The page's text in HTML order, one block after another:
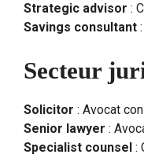
Strategic advisor :
Savings consultant
Secteur
Solicitor : Avocat
Senior lawyer :
Specialist counsel :